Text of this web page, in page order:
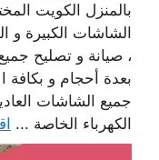
بالمنزل الكويت
الشاشات الكبيرة و
، صيانة و تصليح
بعدة أحجام و بكافة
جميع الشاشات
الكهرباء الخاصة ...